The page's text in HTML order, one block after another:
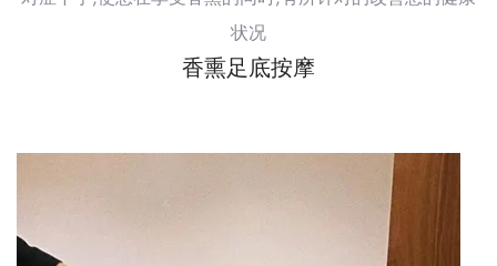
状况
香熏足底按摩